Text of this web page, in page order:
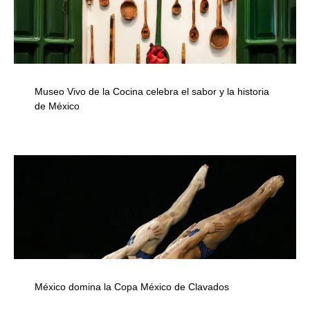
Museo Vivo de la Cocina celebra el sabor y la historia
de México
México domina la Copa México de Clavados